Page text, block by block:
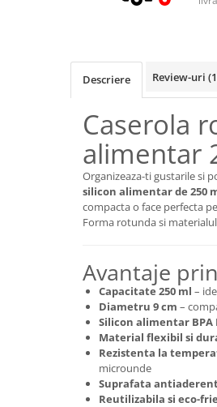
Descriere Review-uri
Caserola
alimentar
Organizeaza-ti gustarile si
silicon alimentar de 250
compacta o face perfecta
Forma rotunda si
Avantaje
Capacitate 250 ml –
Diametru 9 cm –
Silicon alimentar BPA
Material flexibil si
Rezistenta la
microunde
Suprafata
Reutilizabila si eco-